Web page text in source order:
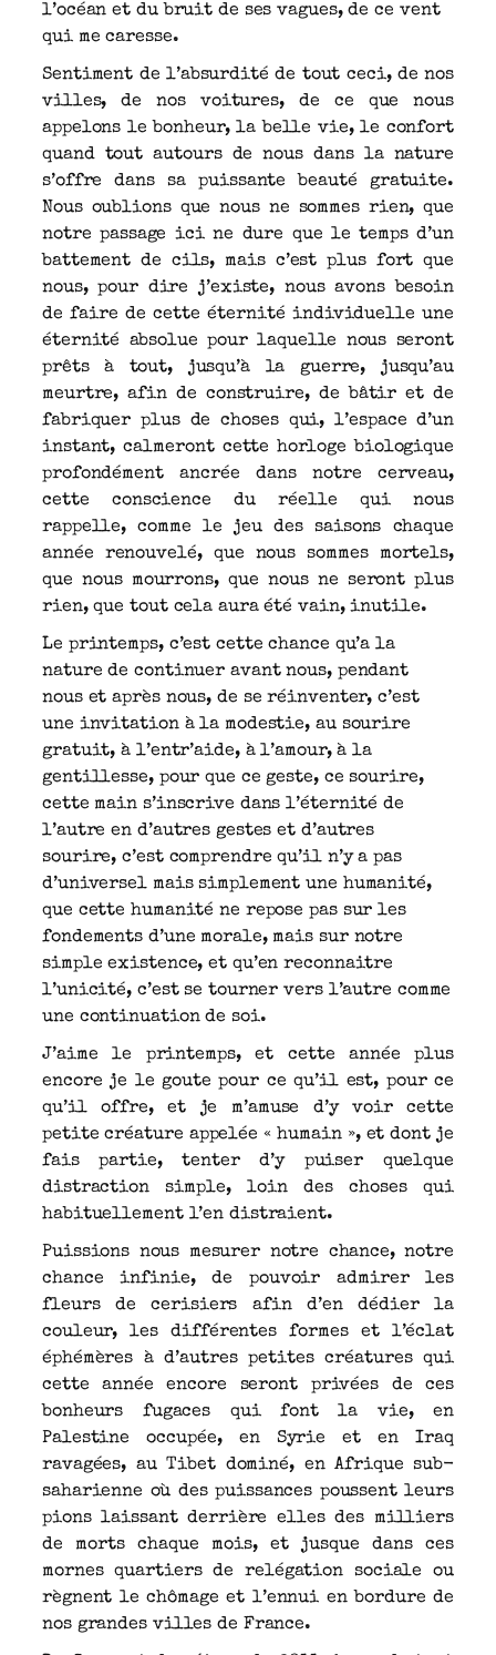
l’océan et du bruit de ses vagues, de ce vent
qui me caresse.
Sentiment de l’absurdité de tout ceci, de nos
villes, de nos voitures, de ce que nous
appelons le bonheur, la belle vie, le confort
quand tout autours de nous dans la nature
s’offre dans sa puissante beauté gratuite.
Nous oublions que nous ne sommes rien, que
notre passage ici ne dure que le temps d’un
battement de cils, mais c’est plus fort que
nous, pour dire j’existe, nous avons besoin
de faire de cette éternité individuelle une
éternité absolue pour laquelle nous seront
prêts à tout, jusqu’à la guerre, jusqu’au
meurtre, afin de construire, de bâtir et de
fabriquer plus de choses qui, l’espace d’un
instant, calmeront cette horloge biologique
profondément ancrée dans notre cerveau,
cette conscience du réelle qui nous
rappelle, comme le jeu des saisons chaque
année renouvelé, que nous sommes mortels,
que nous mourrons, que nous ne seront plus
rien, que tout cela aura été vain, inutile.
Le printemps, c’est cette chance qu’a la
nature de continuer avant nous, pendant
nous et après nous, de se réinventer, c’est
une invitation à la modestie, au sourire
gratuit, à l’entr’aide, à l’amour, à la
gentillesse, pour que ce geste, ce sourire,
cette main s’inscrive dans l’éternité de
l’autre en d’autres gestes et d’autres
sourire, c’est comprendre qu’il n’y a pas
d’universel mais simplement une humanité,
que cette humanité ne repose pas sur les
fondements d’une morale, mais sur notre
simple existence, et qu’en reconnaitre
l’unicité, c’est se tourner vers l’autre comme
une continuation de soi.
J’aime le printemps, et cette année plus
encore je le goute pour ce qu’il est, pour ce
qu’il offre, et je m’amuse d’y voir cette
petite créature appelée « humain », et dont je
fais partie, tenter d’y puiser quelque
distraction simple, loin des choses qui
habituellement l’en distraient.
Puissions nous mesurer notre chance, notre
chance infinie, de pouvoir admirer les
fleurs de cerisiers afin d’en dédier la
couleur, les différentes formes et l’éclat
éphémères à d’autres petites créatures qui
cette année encore seront privées de ces
bonheurs fugaces qui font la vie, en
Palestine occupée, en Syrie et en Iraq
ravagées, au Tibet dominé, en Afrique sub-
saharienne où des puissances poussent leurs
pions laissant derrière elles des milliers
de morts chaque mois, et jusque dans ces
mornes quartiers de relégation sociale ou
règnent le chômage et l’ennui en bordure de
nos grandes villes de France.